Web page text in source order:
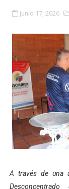
Instituto
Gobernación
Corposalud
Fortalecen
Fundecem
junio 17, 2026
A través de una